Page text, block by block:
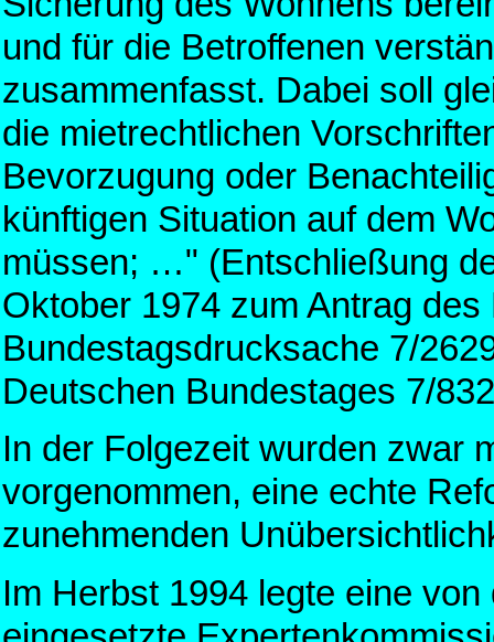
und für die Betroffenen
zusammenfasst. Dabei soll
die mietrechtlichen
Bevorzugung oder
künftigen Situation auf dem
müssen; …" (Entschließung
Oktober 1974 zum Antrag
Bundestagsdrucksache 7/
Deutschen Bundestages 7/
In der Folgezeit wurden zwar
vorgenommen, eine echte
zunehmenden
Im Herbst 1994 legte eine